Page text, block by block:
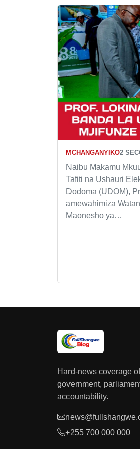
MCHANGANYIKO2
Naibu Makamu
Tafiti na Ushauri
Dodoma (UDOM),
amewahimiza
Maonesho ya…
Hard-news coverage
government,
accountability.
+255 700 000 000